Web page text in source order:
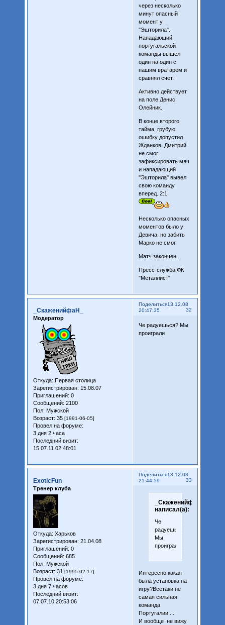
через несколько
минут опасный
момент у
"Эшторила".
Нападающий
португальской
команды вышел
один на один с
нашим вратарем и
сравнял счет.
Активно действует
на поле Денис
Олейник.
В конце второго
тайма, грубую
ошибку допустил
Жданков. Дмитрий
не смог
зафиксировать мяч
и нападающий
"Эшторила" вывел
свою команду
вперед. 2:1.
Несколько опасных
моментов было у
Девича, но забить
Марко не смог.
Матч закончен.
Пресс-служба ФК
"Металлист"
Поделиться
32
13.12.08
20:47:35
_СкаженийфаН_
Модератор
Откуда: Первая столица
Зарегистрирован: 15.08.07
Приглашений: 0
Сообщений: 2100
Пол: Мужской
Возраст: 35 [1991-06-05]
Провел на форуме:
3 дня 2 часа
Последний визит:
15.07.11 02:48:01
Че радуешься? Мы
проиграли
Поделиться
33
13.12.08
21:44:59
ExoticFun
Тренер клуба
Откуда: Харьков
Зарегистрирован: 21.04.08
Приглашений: 0
Сообщений: 685
Пол: Мужской
Возраст: 31 [1995-02-17]
Провел на форуме:
3 дня 7 часов
Последний визит:
07.07.10 20:53:06
_СкаженийфаН_
написал(а):
Че
радуешься?
Мы
проиграли
Интересно какая
была установка на
игру?Всетаки не
самая сильная
команда
Португалии....
И вообще не вижу